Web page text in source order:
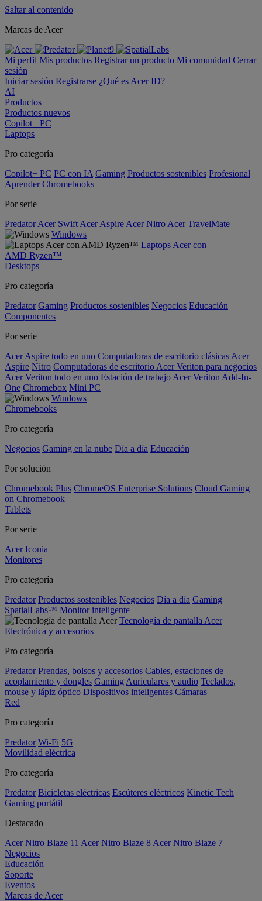
Saltar al contenido
Marcas de Acer
Mi perfil Mis productos Registrar un producto Mi comunidad Cerrar
sesión
Iniciar sesión Registrarse ¿Qué es Acer ID?
AI
Productos
Productos nuevos
Copilot+ PC
Laptops
Pro categoría
Copilot+ PC PC con IA Gaming Productos sostenibles Profesional
Aprender Chromebooks
Por serie
Predator Acer Swift Acer Aspire Acer Nitro Acer TravelMate
Windows
Laptops Acer con
AMD Ryzen™
Desktops
Pro categoría
Predator Gaming Productos sostenibles Negocios Educación
Componentes
Por serie
Acer Aspire todo en uno Computadoras de escritorio clásicas Acer
Aspire Nitro Computadoras de escritorio Acer Veriton para negocios
Acer Veriton todo en uno Estación de trabajo Acer Veriton Add-In-
One Chromebox Mini PC
Windows
Chromebooks
Pro categoría
Negocios Gaming en la nube Día a día Educación
Por solución
Chromebook Plus ChromeOS Enterprise Solutions Cloud Gaming
on Chromebook
Tablets
Por serie
Acer Iconia
Monitores
Pro categoría
Predator Productos sostenibles Negocios Día a día Gaming
SpatialLabs™ Monitor inteligente
Tecnología de pantalla Acer
Electrónica y accesorios
Pro categoría
Predator Prendas, bolsos y accesorios Cables, estaciones de
acoplamiento y dongles Gaming Auriculares y audio Teclados,
mouse y lápiz óptico Dispositivos inteligentes Cámaras
Red
Pro categoría
Predator Wi-Fi 5G
Movilidad eléctrica
Pro categoría
Predator Bicicletas eléctricas Escúteres eléctricos Kinetic Tech
Gaming portátil
Destacado
Acer Nitro Blaze 11 Acer Nitro Blaze 8 Acer Nitro Blaze 7
Negocios
Educación
Soporte
Eventos
Marcas de Acer